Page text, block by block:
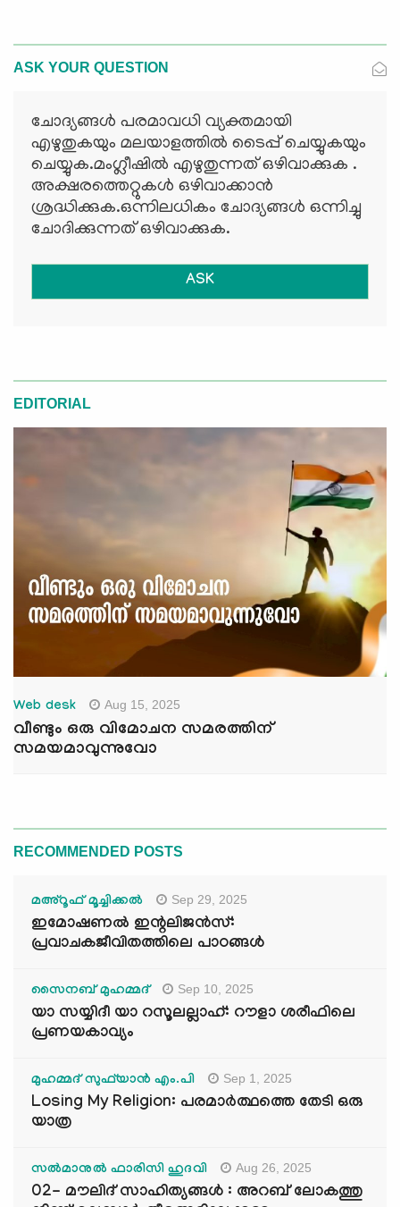
ASK YOUR QUESTION
ചോദ്യങ്ങള്‍ പരമാവധി വ്യക്തമായി
എഴുതുകയും മലയാളത്തില്‍ ടൈപ്പ് ചെയ്യുകയും
ചെയ്യുക.മംഗ്ലീഷില്‍ എഴുതുന്നത് ഒഴിവാക്കുക .
അക്ഷരത്തെറ്റുകള്‍ ഒഴിവാക്കാന്‍
ശ്രദ്ധിക്കുക.ഒന്നിലധികം ചോദ്യങ്ങള്‍ ഒന്നിച്ചു
ചോദിക്കുന്നത് ഒഴിവാക്കുക.
ASK
EDITORIAL
Web desk Aug 15, 2025
വീണ്ടും ഒരു വിമോചന സമരത്തിന്
സമയമാവുന്നുവോ
RECOMMENDED POSTS
മഅ്റൂഫ് മൂച്ചിക്കല്‍ Sep 29, 2025
ഇമോഷണൽ ഇന്റലിജൻസ്:
പ്രവാചകജീവിതത്തിലെ പാഠങ്ങൾ
സൈനബ് മുഹമ്മദ് Sep 10, 2025
യാ സയ്യിദീ യാ റസൂലല്ലാഹ്: റൗളാ ശരീഫിലെ
പ്രണയകാവ്യം
മുഹമ്മദ് സുഫ്‌യാൻ എം.പി Sep 1, 2025
Losing My Religion: പരമാർത്ഥത്തെ തേടി ഒരു
യാത്ര
സൽമാനുൽ ഫാരിസി ഹുദവി Aug 26, 2025
02- മൗലിദ് സാഹിത്യങ്ങൾ : അറബ് ലോകത്തു